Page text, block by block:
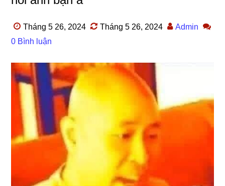
Tháng 5 26, 2024 Tháng 5 26, 2024
Admin
0 Bình luận